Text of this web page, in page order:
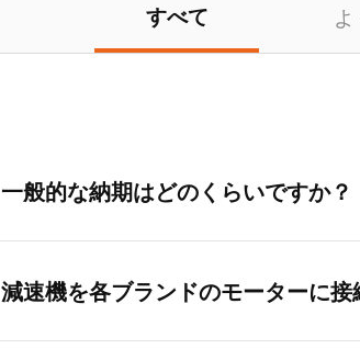
すべて
一般的な納期はどのくらいですか？
減速機を各ブランドのモーターに接